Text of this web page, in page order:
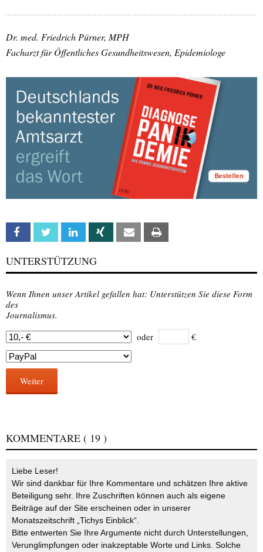
Dr. med. Friedrich Pürner, MPH
Facharzt für Öffentliches Gesundheitswesen, Epidemiologe
Facebook Twitter Linkedin Xing Email
UNTERSTÜTZUNG
Wenn Ihnen unser Artikel gefallen hat: Unterstützen Sie diese Form
des
Journalismus.
oder
€
Weiter
KOMMENTARE ( 19 )
Liebe Leser!
Wir sind dankbar für Ihre Kommentare und schätzen Ihre aktive
Beteiligung sehr. Ihre Zuschriften können auch als eigene
Beiträge auf der Site erscheinen oder in unserer
Monatszeitschrift „Tichys Einblick“.
Bitte entwerten Sie Ihre Argumente nicht durch Unterstellungen,
Verunglimpfungen oder inakzeptable Worte und Links. Solche